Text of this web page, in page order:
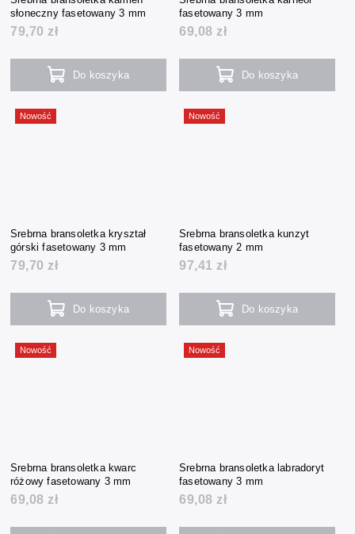
słoneczny fasetowany 3 mm
79,70 zł
Do koszyka
fasetowany 3 mm
69,08 zł
Do koszyka
Nowość
Srebrna bransoletka kryształ
górski fasetowany 3 mm
79,70 zł
Do koszyka
Nowość
Srebrna bransoletka kunzyt
fasetowany 2 mm
97,41 zł
Do koszyka
Nowość
Srebrna bransoletka kwarc
różowy fasetowany 3 mm
69,08 zł
Nowość
Srebrna bransoletka labradoryt
fasetowany 3 mm
69,08 zł